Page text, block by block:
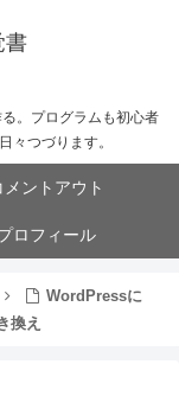
書
。プログラムも初心者
々つづります。
メントアウト
ロフィール
WordPressに
換え